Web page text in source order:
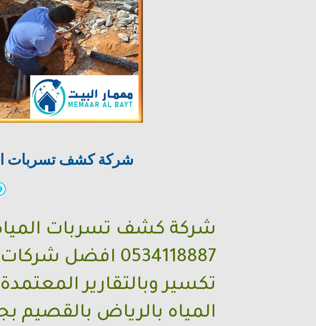
شركة كشف تسربات المياه
شركة كشف تسربات المياه
0534118887
تكسير وبالتقارير
المياه بالرياض بالقصيم